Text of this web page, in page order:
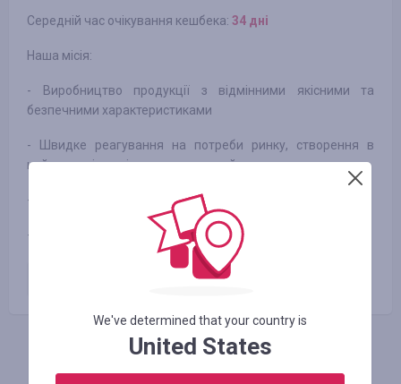
Середній час очікування кешбека: 34 днi
Наша місія:
- Виробництво продукції з відмінними якісними та
безпечними характеристиками
- Швидке реагування на потреби ринку, створення в
найкоротші терміни нових моделей
- Пропозиція і розробка по індивідуальному замовленню
- Максимально короткі терміни доставки продукції
Оплачене замовлення
АВТОРИЗУЙТЕСЬ, ЩОБ ЗАЛИШИТИ ВІДГУК
We've determined that your country is
United States